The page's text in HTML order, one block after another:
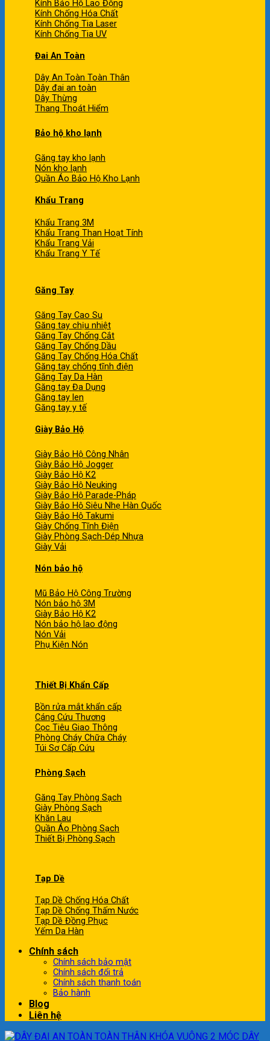
Kính Bảo Hộ Lao Động
Kính Chống Hóa Chất
Kính Chống Tia Laser
Kính Chống Tia UV
Đai An Toàn
Dây An Toàn Toàn Thân
Dây đai an toàn
Dây Thừng
Thang Thoát Hiểm
Bảo hộ kho lạnh
Găng tay kho lạnh
Nón kho lạnh
Quần Áo Bảo Hộ Kho Lạnh
Khẩu Trang
Khẩu Trang 3M
Khẩu Trang Than Hoạt Tính
Khẩu Trang Vải
Khẩu Trang Y Tế
Găng Tay
Găng Tay Cao Su
Găng tay chịu nhiệt
Găng Tay Chống Cắt
Găng Tay Chống Dầu
Găng Tay Chống Hóa Chất
Găng tay chống tĩnh điện
Găng Tay Da Hàn
Găng tay Đa Dụng
Găng tay len
Găng tay y tế
Giày Bảo Hộ
Giày Bảo Hộ Công Nhân
Giày Bảo Hộ Jogger
Giày Bảo Hộ K2
Giày Bảo Hộ Neuking
Giày Bảo Hộ Parade-Pháp
Giày Bảo Hộ Siêu Nhẹ Hàn Quốc
Giày Bảo Hộ Takumi
Giày Chống Tĩnh Điện
Giày Phòng Sạch-Dép Nhựa
Giày Vải
Nón bảo hộ
Mũ Bảo Hộ Công Trường
Nón bảo hộ 3M
Giày Bảo Hộ K2
Nón bảo hộ lao động
Nón Vải
Phụ Kiện Nón
Thiết Bị Khẩn Cấp
Bồn rửa mắt khẩn cấp
Cáng Cứu Thương
Cọc Tiêu Giao Thông
Phòng Cháy Chữa Cháy
Túi Sơ Cấp Cứu
Phòng Sạch
Găng Tay Phòng Sạch
Giày Phòng Sạch
Khăn Lau
Quần Áo Phòng Sạch
Thiết Bị Phòng Sạch
Tạp Dề
Tạp Dề Chống Hóa Chất
Tạp Dề Chống Thấm Nước
Tạp Dề Đồng Phục
Yếm Da Hàn
Chính sách
Chính sách bảo mật
Chính sách đổi trả
Chính sách thanh toán
Bảo hành
Blog
Liên hệ